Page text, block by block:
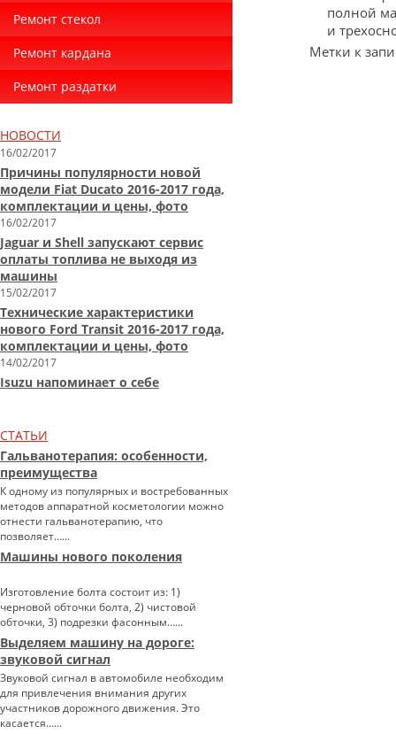
Ремонт стекол
Ремонт кардана
Ремонт раздатки
НОВОСТИ
16/02/2017
Причины популярности новой
модели Fiat Ducato 2016-2017 года,
комплектации и цены, фото
16/02/2017
Jaguar и Shell запускают сервис
оплаты топлива не выходя из
машины
15/02/2017
Технические характеристики
нового Ford Transit 2016-2017 года,
комплектации и цены, фото
14/02/2017
Isuzu напоминает о себе
СТАТЬИ
Гальванотерапия: особенности,
преимущества
К одному из популярных и востребованных
методов аппаратной косметологии можно
отнести гальванотерапию, что
позволяет…...
Машины нового поколения
Изготовление болта состоит из: 1)
черновой обточки болта, 2) чистовой
обточки, 3) подрезки фасонным…...
Выделяем машину на дороге:
звуковой сигнал
Звуковой сигнал в автомобиле необходим
для привлечения внимания других
участников дорожного движения. Это
касается…...
полной
и
Метки к